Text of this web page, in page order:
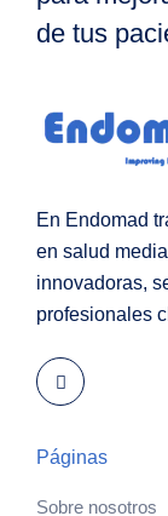
de tus
En Endomad
en salud
innovadoras,
profesionales
Páginas
Sobre nosotros